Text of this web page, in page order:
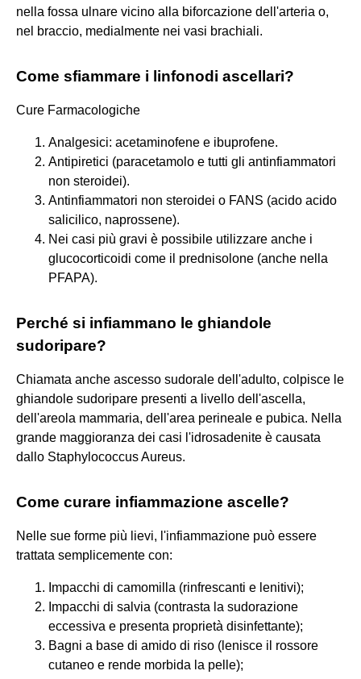
nella fossa ulnare vicino alla biforcazione dell'arteria o,
nel braccio, medialmente nei vasi brachiali.
Come sfiammare i linfonodi ascellari?
Cure Farmacologiche
Analgesici: acetaminofene e ibuprofene.
Antipiretici (paracetamolo e tutti gli antinfiammatori
non steroidei).
Antinfiammatori non steroidei o FANS (acido acido
salicilico, naprossene).
Nei casi più gravi è possibile utilizzare anche i
glucocorticoidi come il prednisolone (anche nella
PFAPA).
Perché si infiammano le ghiandole
sudoripare?
Chiamata anche ascesso sudorale dell'adulto, colpisce le
ghiandole sudoripare presenti a livello dell'ascella,
dell'areola mammaria, dell'area perineale e pubica. Nella
grande maggioranza dei casi l'idrosadenite è causata
dallo Staphylococcus Aureus.
Come curare infiammazione ascelle?
Nelle sue forme più lievi, l'infiammazione può essere
trattata semplicemente con:
Impacchi di camomilla (rinfrescanti e lenitivi);
Impacchi di salvia (contrasta la sudorazione
eccessiva e presenta proprietà disinfettante);
Bagni a base di amido di riso (lenisce il rossore
cutaneo e rende morbida la pelle);